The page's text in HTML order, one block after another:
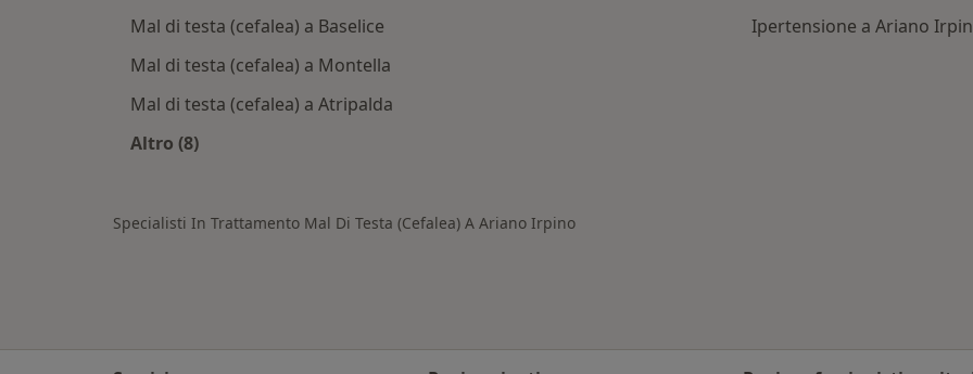
Mal di testa (cefalea) a Baselice
Mal di testa (cefalea) a Montella
Mal di testa (cefalea) a Atripalda
Altro (8)
Ipertensione a Ariano
Specialisti In Trattamento Mal Di Testa (Cefalea) A Ariano Irpino